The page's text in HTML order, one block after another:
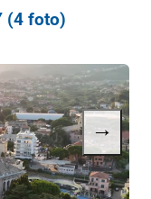
(4 foto)
→